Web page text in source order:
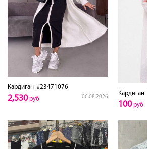
Кардиган #23471076
06.08.2026
2,530руб
Кардиган
100руб